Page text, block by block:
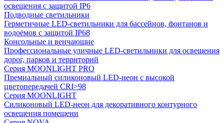
освещения с защитой IP6
Подводные светильники
Герметичные LED-светильники для бассейнов, фонтанов и
водоёмов с защитой IP68
Консольные и венчающие
Профессиональные уличные LED-светильники для освещения
дорог, парков и территорий
Серия MOONLIGHT PRO
Премиальный силиконовый LED-неон с высокой
цветопередачей CRI>98
Серия MOONLIGHT
Силиконовый LED-неон для декоративного контурного
освещения помещени